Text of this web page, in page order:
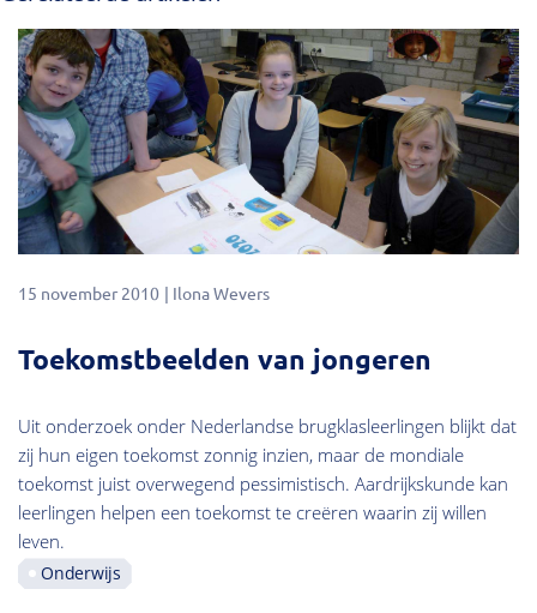
15 november 2010 Ilona Wevers
Toekomstbeelden van jongeren
Uit onderzoek onder Nederlandse brugklasleerlingen blijkt dat
zij hun eigen toekomst zonnig inzien, maar de mondiale
toekomst juist overwegend pessimistisch. Aardrijkskunde kan
leerlingen helpen een toekomst te creëren waarin zij willen
leven.
Onderwijs